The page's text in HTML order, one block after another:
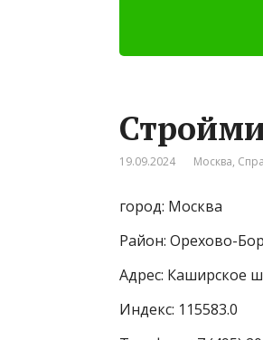
19.09.2024 Москва,
город: Москва
Район: Орехово-
Адрес: Каширское
Индекс: 115583.0